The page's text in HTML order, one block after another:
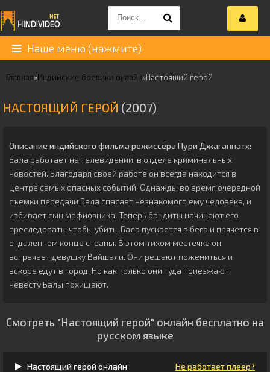
Наше меню (нажмите)
Главная»Индийские боевики онлайн»Настоящий герой
НАСТОЯЩИЙ ГЕРОЙ (2007)
Описание индийского фильма режиссёра Пури Джаганнатх:
Бала работает на телевидении, в отделе криминальных
новостей. Благодаря своей работе он всегда находится в
центре самых опасных событий. Однажды во время очередной
съемки передачи Бала спасает незнакомого ему человека, и
избивает сын мафиозника. Теперь бандиты начинают его
преследовать, чтобы убить. Бала пускается в бега и прячется в
отдаленном конце страны. В этом тихом местечке он
встречает девушку Вайшали. Они решают пожениться и
вскоре едут в город. Но как только они туда приезжают,
невесту Балы похищают.
Смотреть "Настоящий герой" онлайн бесплатно на
русском языке
Настоящий герой онлайн Не работает плеер?